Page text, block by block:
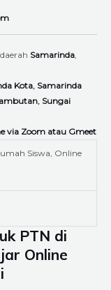
Samarinda
Kota, Samarinda
, Sungai
via Zoom atau Gmeet
Siswa, Online
PTN di
Online